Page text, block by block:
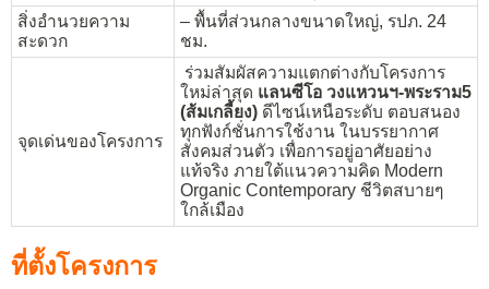
สิ่งอำนวยความ
สะดวก
– พื้นที่ส่วนกลางขนาดใหญ่, รปภ. 24
ชม.
จุดเด่นของโครงการ
ร่วมสัมผัสความแตกต่างกับโครงการ
ใหม่ล่าสุด แลนซีโอ วงแหวนฯ-พระราม5
(ส้มเกลี้ยง) ดีไซน์เหนือระดับ ตอบสนอง
ทุกฟังก์ชั่นการใช้งาน ในบรรยากาศ
สังคมส่วนตัว เพื่อการอยู่อาศัยอย่าง
แท้จริง ภายใต้แนวความคิด Modern
Organic Contemporary ชีวิตสบายๆ
ใกล้เมือง
ที่ตั้งโครงการ